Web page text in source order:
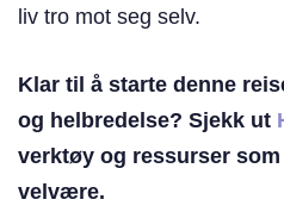
liv tro mot seg selv.
Klar til å starte denne
og helbredelse? Sjekk ut
verktøy og ressurser
velvære.